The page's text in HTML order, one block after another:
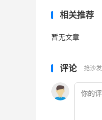
相关推荐
暂无文章
评论 抢沙发